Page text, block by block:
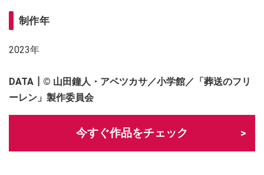
制作年
2023年
DATA┃ © 山田鐘人・アベツカサ／小学館／「葬送のフリ
ーレン」製作委員会
今すぐ作品をチェック